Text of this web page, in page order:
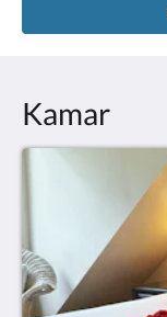
Kamar